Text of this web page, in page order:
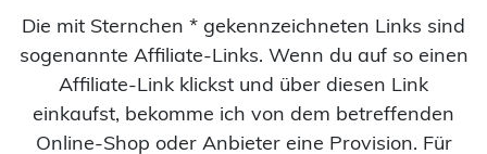
Die mit Sternchen * gekennzeichneten Links sind
sogenannte Affiliate-Links. Wenn du auf so einen
Affiliate-Link klickst und über diesen Link
einkaufst, bekomme ich von dem betreffenden
Online-Shop oder Anbieter eine Provision. Für